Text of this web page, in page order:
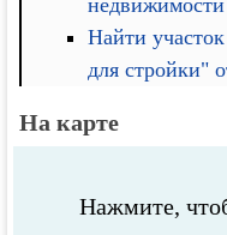
недвижимости
Найти
для стройки"
На карте
Нажмите,